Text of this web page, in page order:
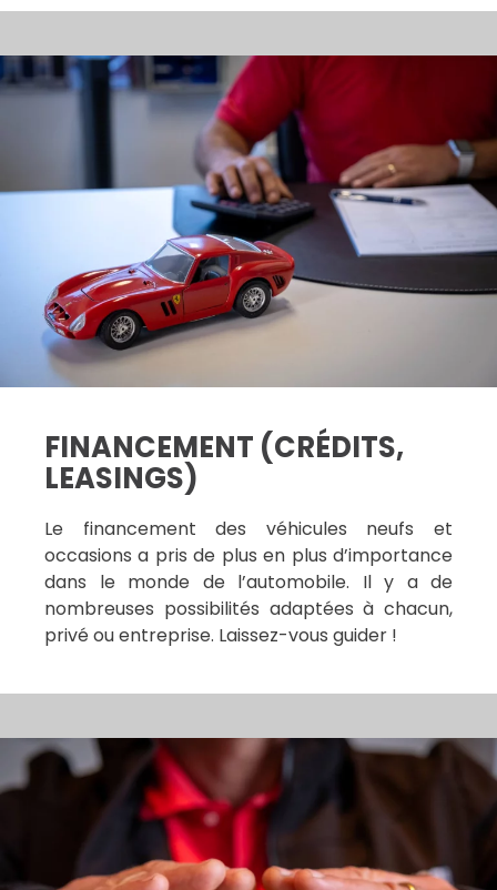
FINANCEMENT (CRÉDITS,
LEASINGS)
Le financement des véhicules neufs et
occasions a pris de plus en plus d’importance
dans le monde de l’automobile. Il y a de
nombreuses possibilités adaptées à chacun,
privé ou entreprise. Laissez-vous guider !